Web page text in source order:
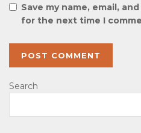
Save my name, email,
for the next time I
Search